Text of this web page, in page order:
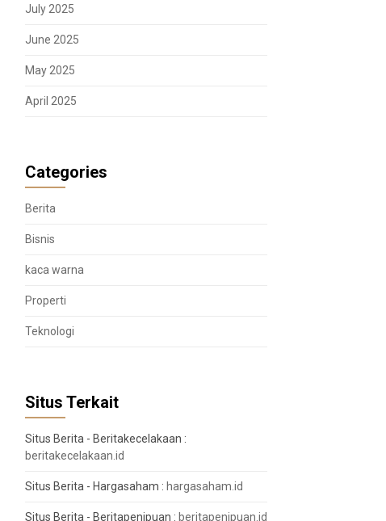
July 2025
June 2025
May 2025
April 2025
Categories
Berita
Bisnis
kaca warna
Properti
Teknologi
Situs Terkait
Situs Berita - Beritakecelakaan :
beritakecelakaan.id
Situs Berita - Hargasaham : hargasaham.id
Situs Berita - Beritapenipuan : beritapenipuan.id